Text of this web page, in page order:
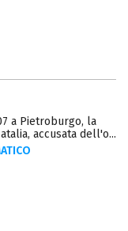
a Pietroburgo, la
accusata dell'o...